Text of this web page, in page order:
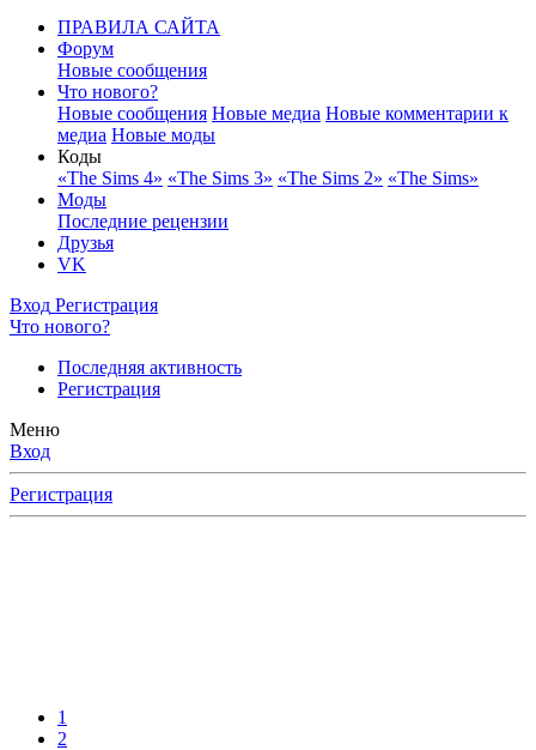
ПРАВИЛА САЙТА
Форум
Новые сообщения
Что нового?
Новые сообщения Новые медиа Новые комментарии к
медиа Новые моды
Коды
«The Sims 4» «The Sims 3» «The Sims 2» «The Sims»
Моды
Последние рецензии
Друзья
VK
Вход Регистрация
Что нового?
Последняя активность
Регистрация
Меню
Вход
Регистрация
1
2